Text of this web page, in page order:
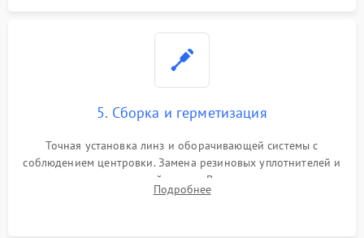
5. Сборка и герметизация
Точная установка линз и оборачивающей системы с
соблюдением центровки. Замена резиновых уплотнителей и
нанесение влагозащитной смазки. Вакуумирование корпуса
и заполнение его осушенным азотом или аргоном для
Подробнее